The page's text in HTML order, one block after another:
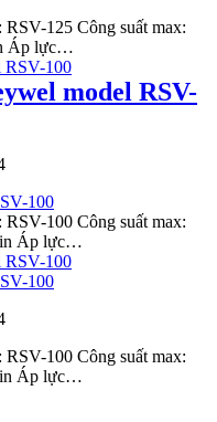
125 Công suất max:
Áp lực…
model RSV-
100
100 Công suất max:
Áp lực…
100
100 Công suất max:
Áp lực…